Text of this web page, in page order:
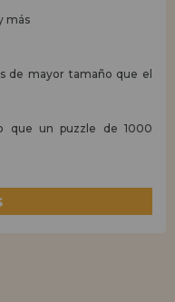
más
de mayor tamaño que el
que un puzzle de 1000